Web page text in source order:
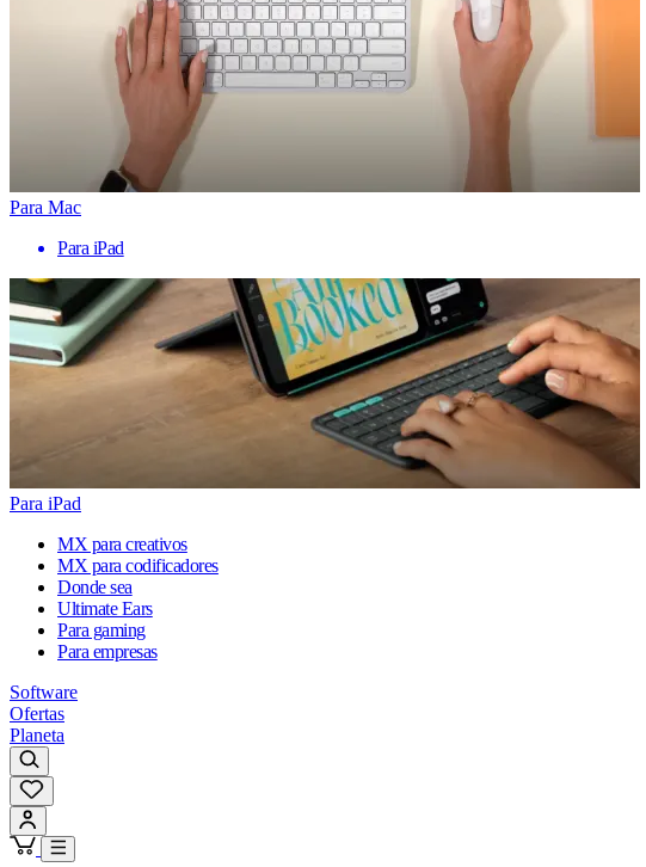
Para Mac
Para iPad
Para iPad
MX para creativos
MX para codificadores
Donde sea
Ultimate Ears
Para gaming
Para empresas
Software
Ofertas
Planeta